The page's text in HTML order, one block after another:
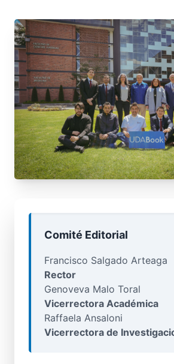
Comité Editorial
Francisco Salgado Arteaga
Rector
Genoveva Malo Toral
Vicerrectora Académica
Raffaela Ansaloni
Vicerrectora de